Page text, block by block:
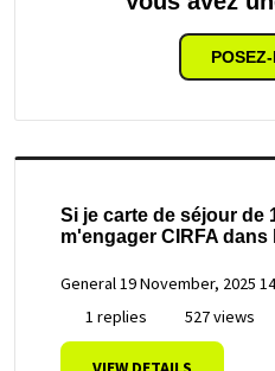
Si je carte de séjour de
m'engager CIRFA dans
General19 November, 2025
1 replies
527 views